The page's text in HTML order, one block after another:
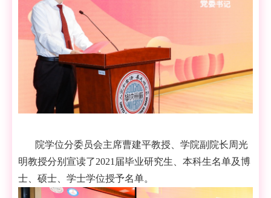
院学位分委员会主席曹建平教授 、学院副院长周光
明教授分别宣读了2021届毕业研究生 、本科生名单及博
士、硕士 、学士学位授予名单。